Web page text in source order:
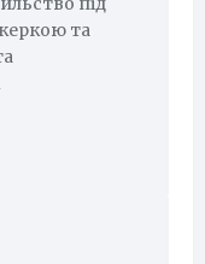
та